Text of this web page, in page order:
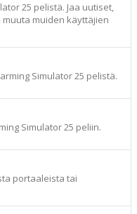
25 pelistä. Jaa uutiset,
muiden käyttäjien
Simulator 25 pelistä.
Simulator 25 peliin.
portaaleista tai